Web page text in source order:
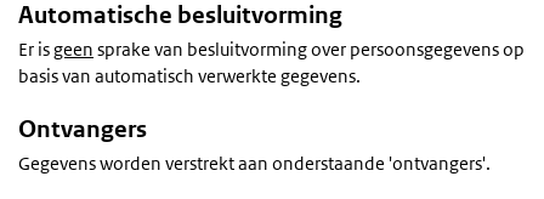
Automatische besluitvorming
Er isgeen sprake van besluitvorming over persoonsgegevens op
basis van automatisch verwerkte gegevens.
Ontvangers
Gegevens worden verstrekt aan onderstaande 'ontvangers'.